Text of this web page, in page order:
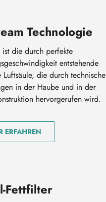
Technologie
ist die durch perfekte
entstehende
Luftsäule, die durch technische
in der Haube und in der
hervorgerufen wird.
ERFAHREN
Fettfilter